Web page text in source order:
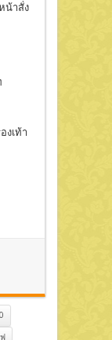
น้าสั่ง
งเท้า